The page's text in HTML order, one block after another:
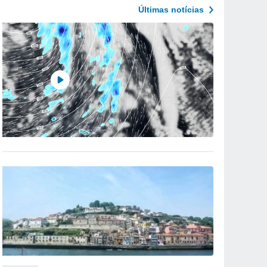
Últimas notícias